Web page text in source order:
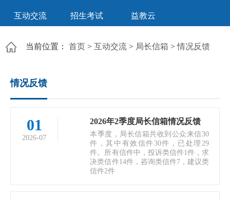
互动交流 招生考试 益教云
当前位置： 首页 > 互动交流 > 局长信箱 >情况反馈
情况反馈
01
2026-07
2026年2季度局长信箱情况反馈
本季度，局长信箱共收到公众来信30
件，其中有效信件30件，已处理29
件。所有信件中，投诉类信件1件，求
决类信件14件，咨询类信件7，建议类
信件2件